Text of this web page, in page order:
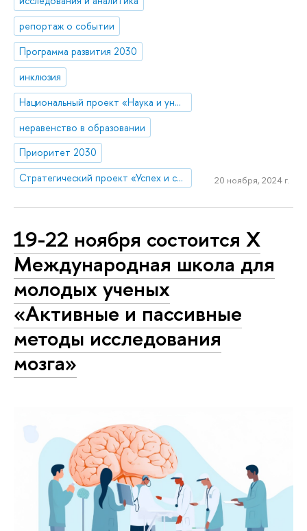
репортаж о событии
Программа развития 2030
инклюзия
Национальный проект «Наука и университеты»
неравенство в образовании
Приоритет 2030
Стратегический проект «Успех и самостоятельность человека в меняющемся мире»
20 ноября, 2024 г.
19-22 ноября состоится X
Международная школа для
молодых ученых
«Активные и пассивные
методы исследования
мозга»